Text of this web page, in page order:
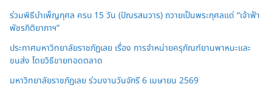
ร่วมพิธีบำเพ็ญกุศล ครบ 15 วัน (ปัณรสมวาร) ถวายเป็นพระกุศลแด่ “เจ้าฟ้า
พัชรกิติยาภาฯ”
ประกาศมหาวิทยาลัยราชภัฏเลย เรื่อง การจำหน่ายครุภัณฑ์ยานพาหนะและ
ขนส่ง โดยวิธีขายทอดตลาด
มหาวิทยาลัยราชภัฏเลย ร่วมงานวันจักรี 6 เมษายน 2569